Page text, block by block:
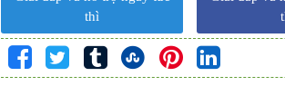
thì